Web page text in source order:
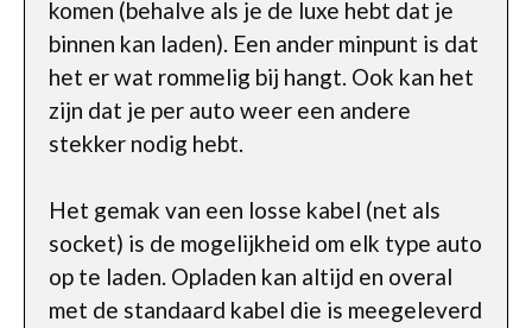
komen (behalve als je de luxe hebt dat je
binnen kan laden). Een ander minpunt is dat
het er wat rommelig bij hangt. Ook kan het
zijn dat je per auto weer een andere
stekker nodig hebt.
Het gemak van een losse kabel (net als
socket) is de mogelijkheid om elk type auto
op te laden. Opladen kan altijd en overal
met de standaard kabel die is meegeleverd